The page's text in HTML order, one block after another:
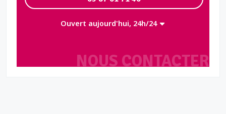
NOUS CONTACTER
Ouvert aujourd'hui, 24h/24